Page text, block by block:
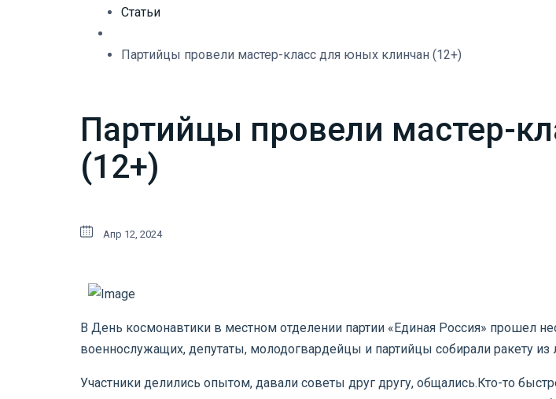
Статьи
Партийцы провели мастер-класс для юных клинчан (12+)
Партийцы провели мастер-
(12+)
Апр 12, 2024
В День космонавтики в местном отделении партии «Единая Россия» прошел
военнослужащих, депутаты, молодогвардейцы и партийцы собирали ракету из
Участники делились опытом, давали советы друг другу, общались.Кто-то